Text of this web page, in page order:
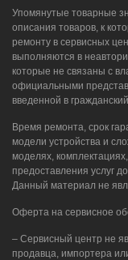
Упомянутые товарные
описания товаров, к
ремонту в сервисных
выполняются в
которые не связаны с
официальными
введенной в
Время ремонта, срок
модели устройства и
моделях,
предоставления услуг
Данный материал не
Оферта на сервисное
– Сервисный центр не
продавца, импортера